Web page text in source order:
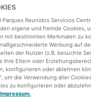
erbringen. Der
der
Reunidos Servicios
eigene und fremde Cookies,
mit bestimmten Merkmalen zu
Werbung auf
der Nutzer (z.B. besuchte
Ihre Eltern oder
konfigurieren oder ablehnen
um die Verwendung aller
zu konfigurieren oder
Impressum.